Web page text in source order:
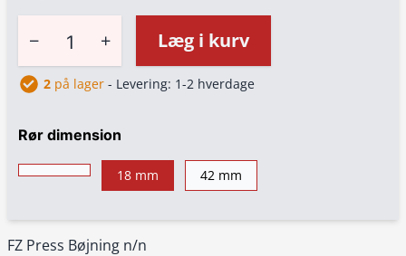
FZ Press Bøjning n/n
− + Læg i kurv
2 på lager - Levering: 1-2 hverdage
Rør dimension
18 mm 42 mm